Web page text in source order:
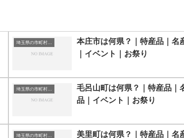
埼玉県の市町村一覧
本庄市は何県？｜特産品｜名
｜イベント｜お祭り
埼玉県の市町村一覧
毛呂山町は何県？｜特産品｜
品｜イベント｜お祭り
埼玉県の市町村一覧 美里町は何県？｜特産品｜名